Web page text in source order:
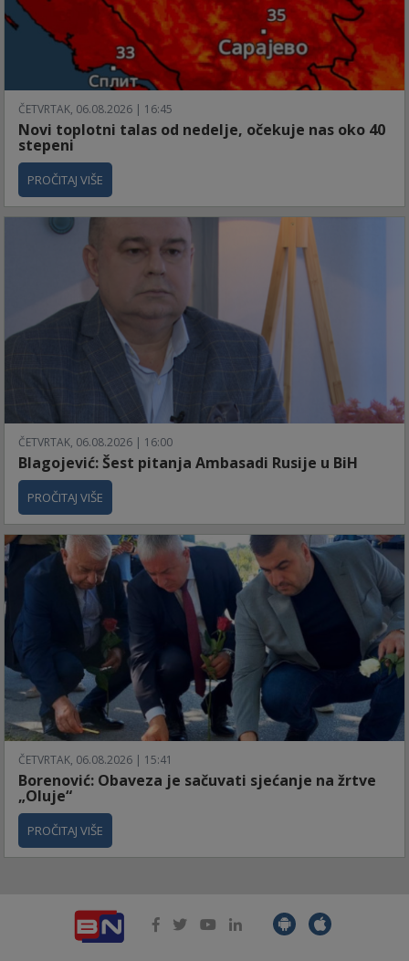
ČETVRTAK, 06.08.2026 | 16:45
Novi toplotni talas od nedelje, očekuje nas oko 40
stepeni
PROČITAJ VIŠE
ČETVRTAK, 06.08.2026 | 16:00
Blagojević: Šest pitanja Ambasadi Rusije u BiH
PROČITAJ VIŠE
ČETVRTAK, 06.08.2026 | 15:41
Borenović: Obaveza je sačuvati sjećanje na žrtve
„Oluje“
PROČITAJ VIŠE